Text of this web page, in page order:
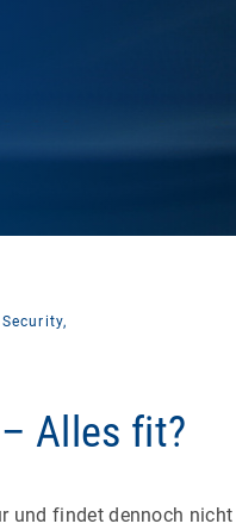
Security,
Alles fit?
und findet dennoch nicht